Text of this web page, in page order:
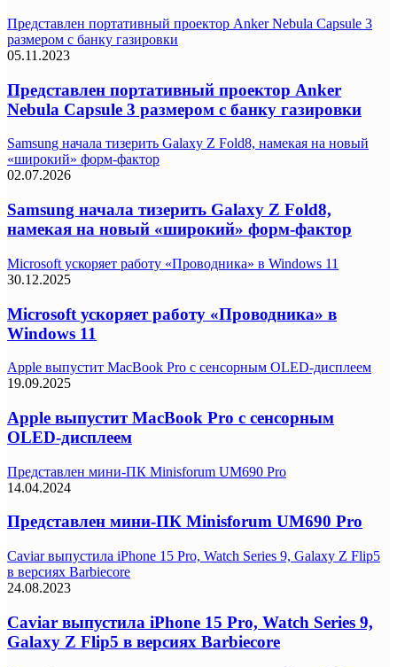
Представлен портативный проектор Anker Nebula Capsule 3
размером с банку газировки
05.11.2023
Представлен портативный проектор Anker
Nebula Capsule 3 размером с банку газировки
Samsung начала тизерить Galaxy Z Fold8, намекая на новый
«широкий» форм-фактор
02.07.2026
Samsung начала тизерить Galaxy Z Fold8,
намекая на новый «широкий» форм-фактор
Microsoft ускоряет работу «Проводника» в Windows 11
30.12.2025
Microsoft ускоряет работу «Проводника» в
Windows 11
Apple выпустит MacBook Pro с сенсорным OLED-дисплеем
19.09.2025
Apple выпустит MacBook Pro с сенсорным
OLED-дисплеем
Представлен мини-ПК Minisforum UM690 Pro
14.04.2024
Представлен мини-ПК Minisforum UM690 Pro
Caviar выпустила iPhone 15 Pro, Watch Series 9, Galaxy Z Flip5
в версиях Barbiecore
24.08.2023
Caviar выпустила iPhone 15 Pro, Watch Series 9,
Galaxy Z Flip5 в версиях Barbiecore